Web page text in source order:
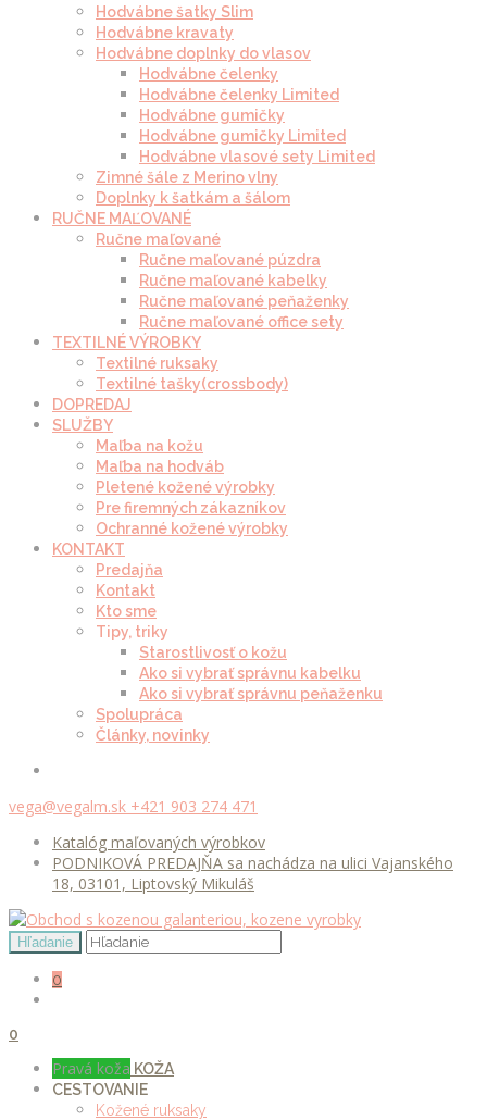
Hodvábne šatky Slim
Hodvábne kravaty
Hodvábne doplnky do vlasov
Hodvábne čelenky
Hodvábne čelenky Limited
Hodvábne gumičky
Hodvábne gumičky Limited
Hodvábne vlasové sety Limited
Zimné šále z Merino vlny
Doplnky k šatkám a šálom
RUČNE MAĽOVANÉ
Ručne maľované
Ručne maľované púzdra
Ručne maľované kabelky
Ručne maľované peňaženky
Ručne maľované office sety
TEXTILNÉ VÝROBKY
Textilné ruksaky
Textilné tašky(crossbody)
DOPREDAJ
SLUŽBY
Maľba na kožu
Maľba na hodváb
Pletené kožené výrobky
Pre firemných zákazníkov
Ochranné kožené výrobky
KONTAKT
Predajňa
Kontakt
Kto sme
Tipy, triky
Starostlivosť o kožu
Ako si vybrať správnu kabelku
Ako si vybrať správnu peňaženku
Spolupráca
Články, novinky
vega@vegalm.sk +421 903 274 471
Katalóg maľovaných výrobkov
PODNIKOVÁ PREDAJŇA sa nachádza na ulici Vajanského
18, 03101, Liptovský Mikuláš
0
0
Pravá koža KOŽA
CESTOVANIE
Kožené ruksaky